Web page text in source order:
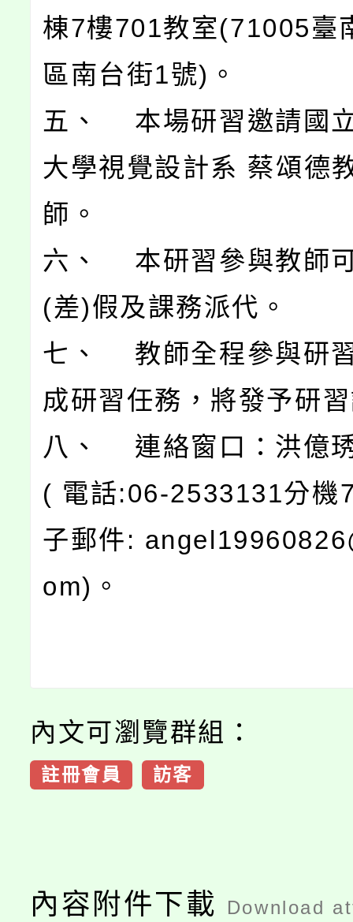
棟7樓701教室(71005臺
區南台街1號)。
五、 本場研習邀請國
大學視覺設計系 蔡頌德
師。
六、 本研習參與教師
(差)假及課務派代。
七、 教師全程參與研
成研習任務，將發予研
八、 連絡窗口：洪億
( 電話:06-2533131分機
子郵件:
om)。
內文可瀏覽群組：
註冊會員 訪客
內容附件下載 Download